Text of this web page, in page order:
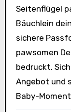
Seitenflügel
Bäuchlein
sichere
pawsomen
bedruckt.
Angebot und
Baby-